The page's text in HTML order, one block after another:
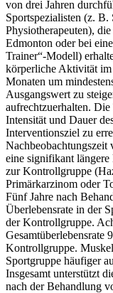
von drei Jahren
Sportspezialisten (z. B.
Physiotherapeuten),
Edmonton oder bei
Trainer“-Modell)
körperliche Aktivität im
Monaten um
Ausgangswert zu
aufrechtzuerhalten.
Intensität und Dauer
Interventionsziel zu
Nachbeobachtungszeit
eine signifikant
zur Kontrollgruppe
Primärkarzinom oder
Fünf Jahre nach
Überlebensrate in der
der Kontrollgruppe.
Gesamtüberlebensrate
Kontrollgruppe.
Sportgruppe häufiger
Insgesamt unterstützt
nach der Behandlung